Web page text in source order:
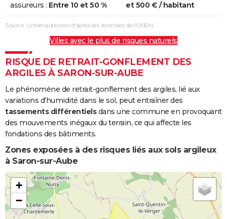
assureurs : Entre 10 et 50 %
et 500 € / habitant
Source : Linternaute.com d'après les données de l'ONRN
Villes avec le plus de risques naturels
RISQUE DE RETRAIT-GONFLEMENT DES
ARGILES À SARON-SUR-AUBE
Le phénomène de retrait-gonflement des argiles, lié aux
variations d'humidité dans le sol, peut entraîner des
tassements différentielsdans une commune en provoquant
des mouvements inégaux du terrain, ce qui affecte les
fondations des bâtiments.
Zones exposées à des risques liés aux sols argileux
à Saron-sur-Aube
+
−